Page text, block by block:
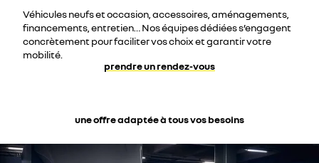
Véhicules neufs et occasion, accessoires, aménagements,
financements, entretien… Nos équipes dédiées s’engagent
concrètement pour faciliter vos choix et garantir votre
mobilité.
prendre un rendez-vous
une offre adaptée à tous vos besoins